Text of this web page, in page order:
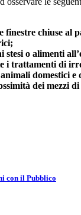
finestre chiuse al
stesi o alimenti
i trattamenti di
domestici e
dei mezzi
con il Pubblico